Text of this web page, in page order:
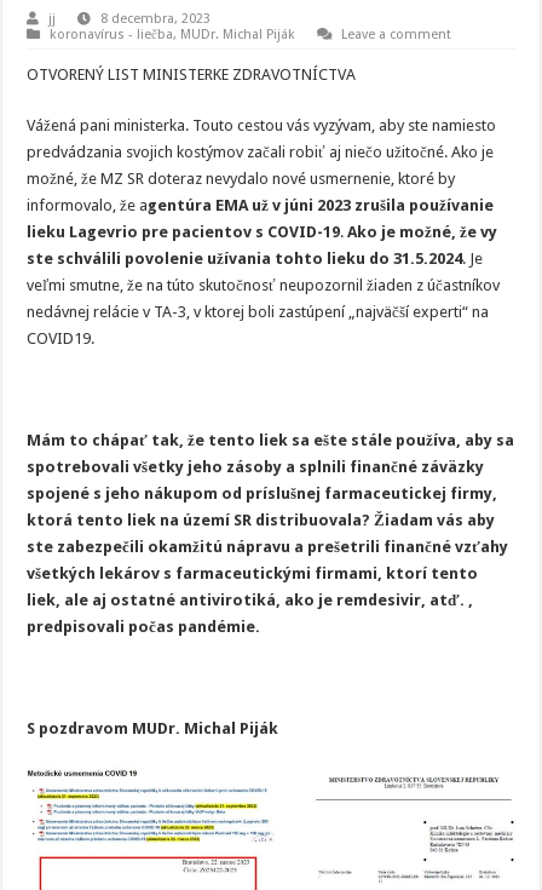
jj
8 decembra, 2023
koronavírus - liečba, MUDr. Michal Piják Leave a comment
OTVORENÝ LIST MINISTERKE ZDRAVOTNÍCTVA
Vážená pani ministerka. Touto cestou vás vyzývam, aby ste namiesto
predvádzania svojich kostýmov začali robiť aj niečo užitočné. Ako je
možné, že MZ SR doteraz nevydalo nové usmernenie, ktoré by
informovalo, že agentúra EMA už v júni 2023 zrušila používanie
lieku Lagevrio pre pacientov s COVID-19.Ako je možné, že vy
ste schválili povolenie užívania tohto lieku do 31.5.2024. Je
veľmi smutne, že na túto skutočnosť neupozornil žiaden z účastníkov
nedávnej relácie v TA-3, v ktorej boli zastúpení „najväčší experti“ na
COVID19.
Mám to chápať tak, že tento liek sa ešte stále používa, aby sa
spotrebovali všetky jeho zásoby a splnili finančné záväzky
spojené s jeho nákupom od príslušnej farmaceutickej firmy,
ktorá tento liek na území SR distribuovala? Žiadam vás aby
ste zabezpečili okamžitú nápravu a prešetrili finančné vzťahy
všetkých lekárov s farmaceutickými firmami, ktorí tento
liek, ale aj ostatné antivirotiká, ako je remdesivir, atď. ,
predpisovali počas pandémie.
S pozdravom MUDr. Michal Piják